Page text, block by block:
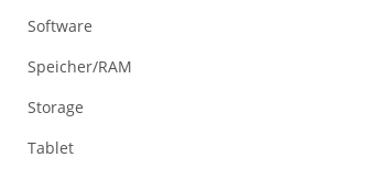
Software
Speicher/RAM
Storage
Tablet